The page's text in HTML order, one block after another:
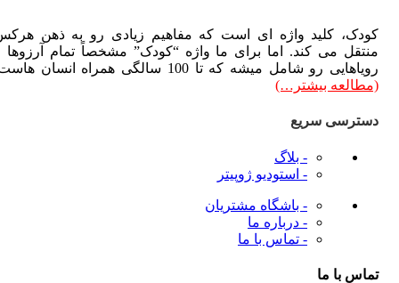
کلید واژه ای است که مفاهیم زیادی رو به ذهن هرکس
می کند. اما برای ما واژه “کودک” مشخصاً تمام آرزوها و
رو شامل میشه که تا 100 سالگی همراه انسان هاست.
بیشتر…)
سریع
- بلاگ
- استودیو ژوپیتر
- باشگاه مشتریان
- درباره ما
- تماس با ما
با ما